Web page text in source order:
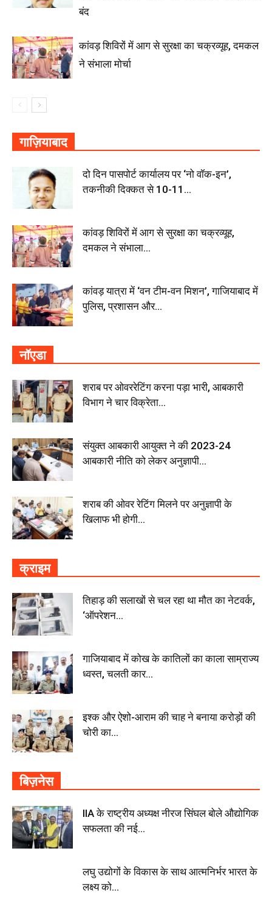
बंद
कांवड़ शिविरों में आग से सुरक्षा का चक्रव्यूह, दमकल
ने संभाला मोर्चा
गाज़ियाबाद
दो दिन पासपोर्ट कार्यालय पर ‘नो वॉक-इन’,
तकनीकी दिक्कत से 10-11...
कांवड़ शिविरों में आग से सुरक्षा का चक्रव्यूह,
दमकल ने संभाला...
कांवड़ यात्रा में ‘वन टीम-वन मिशन’, गाजियाबाद में
पुलिस, प्रशासन और...
नॉएडा
शराब पर ओवररेटिंग करना पड़ा भारी, आबकारी
विभाग ने चार विक्रेता...
संयुक्त आबकारी आयुक्त ने की 2023-24
आबकारी नीति को लेकर अनुज्ञापी...
शराब की ओवर रेटिंग मिलने पर अनुज्ञापी के
खिलाफ भी होगी...
क्राइम
तिहाड़ की सलाखों से चल रहा था मौत का नेटवर्क,
‘ऑपरेशन...
गाजियाबाद में कोख के कातिलों का काला साम्राज्य
ध्वस्त, चलती कार...
इश्क और ऐशो-आराम की चाह ने बनाया करोड़ों की
चोरी का...
बिज़नेस
IIA के राष्ट्रीय अध्यक्ष नीरज सिंघल बोले औद्योगिक
सफलता की नई...
लघु उद्योगों के विकास के साथ आत्मनिर्भर भारत के
लक्ष्य को...